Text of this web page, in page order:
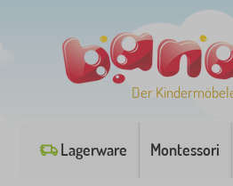
Der
Lagerware Montessori